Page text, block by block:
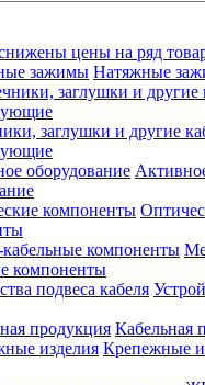
цены на ряд
Натяжные
заглушки и другие
компоненты
Кабельная
Крепежные